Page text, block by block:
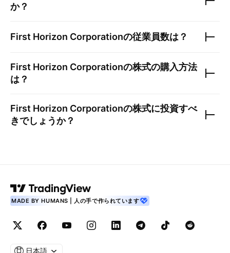
か？
First Horizon Corporationの従業員数は？
First Horizon Corporationの株式の購入方法
は？
First Horizon Corporationの株式に投資すべ
きでしょうか？
MADE BY HUMANS | 人の手で作られています
日本語